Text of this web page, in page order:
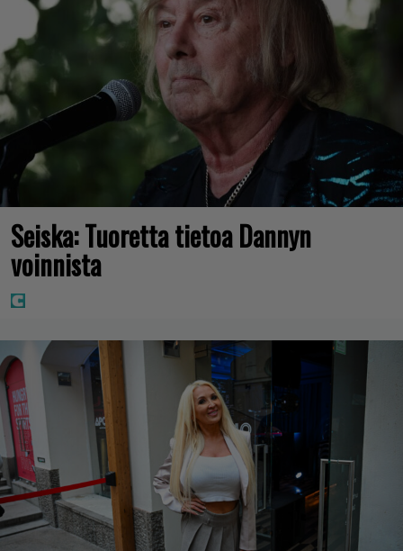
Seiska: Tuoretta tietoa Dannyn
voinnista